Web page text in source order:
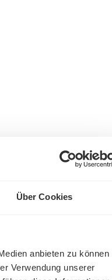
Über Cookies
anbieten zu können
Verwendung unserer
bietet, die unauffällig
Schubladen sind
und den Schrank
die Farbe zu
Dieses Modell ist